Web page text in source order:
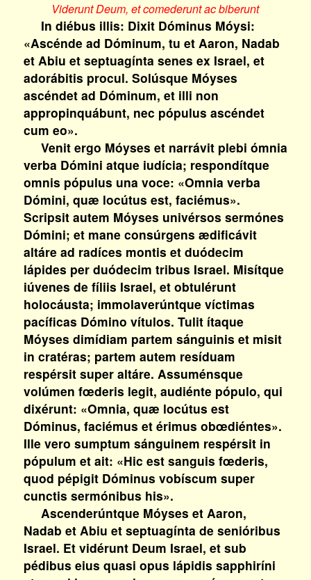
Viderunt Deum, et comederunt ac biberunt
In diébus illis: Dixit Dóminus Móysi:
«Ascénde ad Dóminum, tu et Aaron, Nadab
et Abiu et septuagínta senes ex Israel, et
adorábitis procul. Solúsque Móyses
ascéndet ad Dóminum, et illi non
appropinquábunt, nec pópulus ascéndet
cum eo».
Venit ergo Móyses et narrávit plebi ómnia
verba Dómini atque iudícia; respondítque
omnis pópulus una voce: «Omnia verba
Dómini, quæ locútus est, faciémus».
Scripsit autem Móyses univérsos sermónes
Dómini; et mane consúrgens ædificávit
altáre ad radíces montis et duódecim
lápides per duódecim tribus Israel. Misítque
iúvenes de fíliis Israel, et obtulérunt
holocáusta; immolaverúntque víctimas
pacíficas Dómino vítulos. Tulit ítaque
Móyses dimídiam partem sánguinis et misit
in cratéras; partem autem resíduam
respérsit super altáre. Assuménsque
volúmen fœderis legit, audiénte pópulo, qui
dixérunt: «Omnia, quæ locútus est
Dóminus, faciémus et érimus obœdiéntes».
Ille vero sumptum sánguinem respérsit in
pópulum et ait: «Hic est sanguis fœderis,
quod pépigit Dóminus vobíscum super
cunctis sermónibus his».
Ascenderúntque Móyses et Aaron,
Nadab et Abiu et septuagínta de senióribus
Israel. Et vidérunt Deum Israel, et sub
pédibus eius quasi opus lápidis sapphiríni